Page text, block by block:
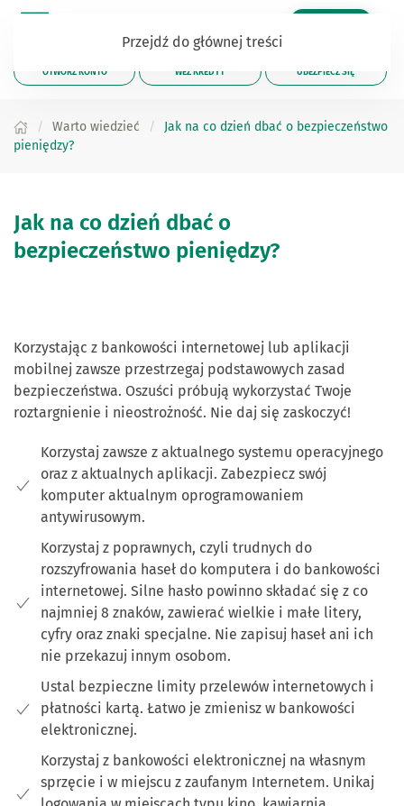
Przejdź do głównej treści
OTWÓRZ KONTO WEŹ KREDYT UBEZPIECZ SIĘ
Warto wiedzieć
Jak na co dzień dbać o bezpieczeństwo
pieniędzy?
Jak na co dzień dbać o
bezpieczeństwo pieniędzy?
Korzystając z bankowości internetowej lub aplikacji
mobilnej zawsze przestrzegaj podstawowych zasad
bezpieczeństwa. Oszuści próbują wykorzystać Twoje
roztargnienie i nieostrożność. Nie daj się zaskoczyć!
Korzystaj zawsze z aktualnego systemu operacyjnego
oraz z aktualnych aplikacji. Zabezpiecz swój
komputer aktualnym oprogramowaniem
antywirusowym.
Korzystaj z poprawnych, czyli trudnych do
rozszyfrowania haseł do komputera i do bankowości
internetowej. Silne hasło powinno składać się z co
najmniej 8 znaków, zawierać wielkie i małe litery,
cyfry oraz znaki specjalne. Nie zapisuj haseł ani ich
nie przekazuj innym osobom.
Ustal bezpieczne limity przelewów internetowych i
płatności kartą. Łatwo je zmienisz w bankowości
elektronicznej.
Korzystaj z bankowości elektronicznej na własnym
sprzęcie i w miejscu z zaufanym Internetem. Unikaj